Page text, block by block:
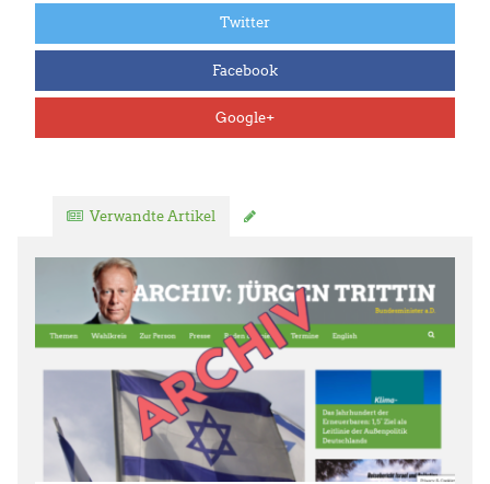
Twitter
Facebook
Google+
Verwandte Artikel